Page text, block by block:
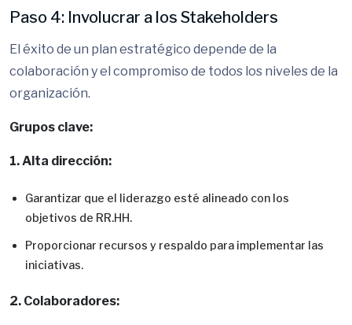
Paso 4: Involucrar a los Stakeholders
El éxito de un plan estratégico depende de la
colaboración y el compromiso de todos los niveles de la
organización.
Grupos clave:
1. Alta dirección:
Garantizar que el liderazgo esté alineado con los
objetivos de RR.HH.
Proporcionar recursos y respaldo para implementar las
iniciativas.
2. Colaboradores: